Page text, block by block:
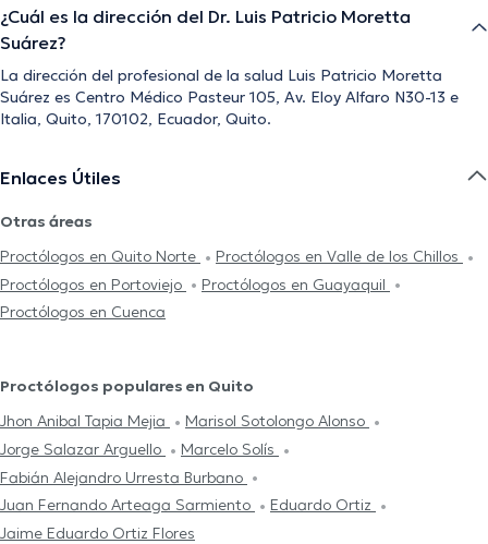
¿Cuál es la dirección del Dr. Luis Patricio Moretta
Suárez?
La dirección del profesional de la salud Luis Patricio Moretta
Suárez es Centro Médico Pasteur 105, Av. Eloy Alfaro N30-13 e
Italia, Quito, 170102, Ecuador, Quito.
Enlaces Útiles
Otras áreas
Proctólogos en Quito Norte
Proctólogos en Valle de los Chillos
Proctólogos en Portoviejo
Proctólogos en Guayaquil
Proctólogos en Cuenca
Proctólogos populares en Quito
Jhon Anibal Tapia Mejia
Marisol Sotolongo Alonso
Jorge Salazar Arguello
Marcelo Solís
Fabián Alejandro Urresta Burbano
Juan Fernando Arteaga Sarmiento
Eduardo Ortiz
Jaime Eduardo Ortiz Flores